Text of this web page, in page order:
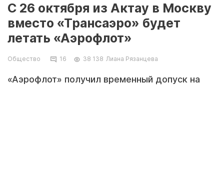
С 26 октября из Актау в Москву
вместо «Трансаэро» будет
летать «Аэрофлот»
Общество 16 38 138 Лиана Рязанцева
«Аэрофлот» получил временный допуск на